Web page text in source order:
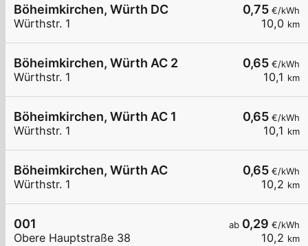
0,75 €/kWh
10,0 km
Böheimkirchen, Würth DC
Würthstr. 1
0,65 €/kWh
10,1 km
Böheimkirchen, Würth AC 2
Würthstr. 1
0,65 €/kWh
10,1 km
Böheimkirchen, Würth AC 1
Würthstr. 1
0,65 €/kWh
10,2 km
Böheimkirchen, Würth AC
Würthstr. 1
ab 0,29 €/kWh
10,2 km
001
Obere Hauptstraße 38